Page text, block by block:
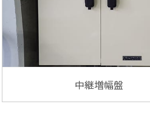
中継増幅盤